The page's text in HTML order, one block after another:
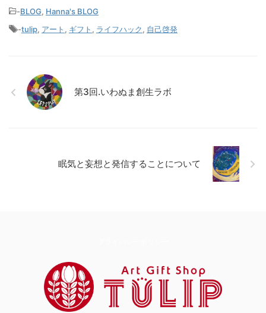
-BLOG, Hanna's BLOG
-tulip, アート , ギフト , ライフハック, 自己啓発
第3回.いわぬま創生ラボ
眠気と妄想と発信することについて